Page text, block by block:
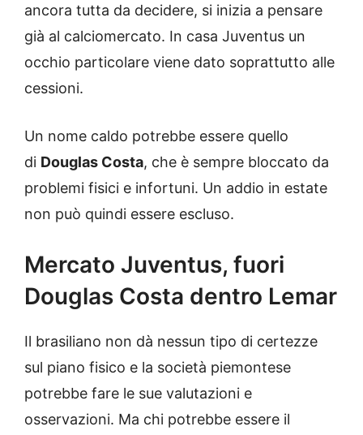
ancora tutta da decidere, si inizia a pensare
già al calciomercato. In casa Juventus un
occhio particolare viene dato soprattutto alle
cessioni.
Un nome caldo potrebbe essere quello
di Douglas Costa, che è sempre bloccato da
problemi fisici e infortuni. Un addio in estate
non può quindi essere escluso.
Mercato Juventus, fuori
Douglas Costa dentro Lemar
Il brasiliano non dà nessun tipo di certezze
sul piano fisico e la società piemontese
potrebbe fare le sue valutazioni e
osservazioni. Ma chi potrebbe essere il